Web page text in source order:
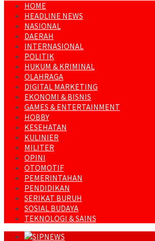
HOME
HEADLINE NEWS
NASIONAL
DAERAH
INTERNASIONAL
POLITIK
HUKUM & KRIMINAL
OLAHRAGA
DIGITAL MARKETING
EKONOMI & BISNIS
GAMES & ENTERTAINMENT
HOBBY
KESEHATAN
KULINIER
MILITER
OPINI
OTOMOTIF
PEMERINTAHAN
PENDIDIKAN
SERIKAT BURUH
SOSIAL BUDAYA
TEKNOLOGI & SAINS